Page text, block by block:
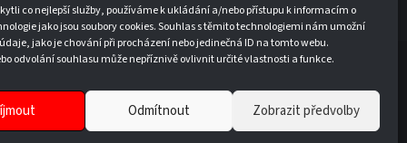
co nejlepší služby, používáme k ukládání a/nebo přístupu k informacím o
jako jsou soubory cookies. Souhlas s těmito technologiemi nám umožní
jako je chování při procházení nebo jedinečná ID na tomto webu.
odvolání souhlasu může nepříznivě ovlivnit určité vlastnosti a funkce.
Odmítnout Zobrazit předvolby